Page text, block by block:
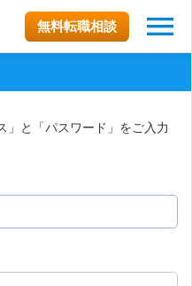
無料転職相談
」と「パスワード」をご入力